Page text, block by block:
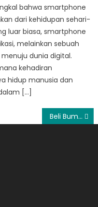
bahwa smartphone
dari kehidupan sehari-
luar biasa, smartphone
melainkan sebuah
dunia digital.
kehadiran
hidup manusia dan
[…]
Beli Bumbu Dapur